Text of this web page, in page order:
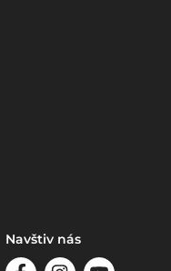
Navštiv nás